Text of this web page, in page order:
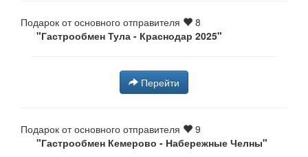
Подарок от основного отправителя
8
"Гастрообмен Тула - Краснодар 2025"
Перейти
Подарок от основного отправителя
9
"Гастрообмен Кемерово - Набережные Челны"